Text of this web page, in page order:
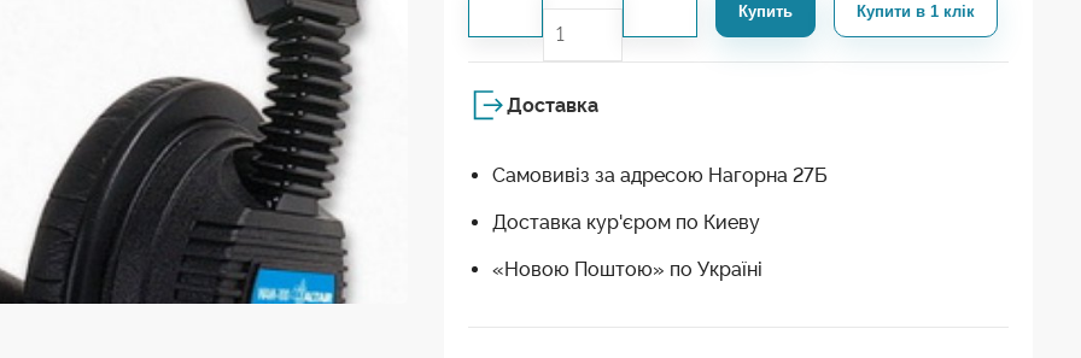
Купить Купити в 1 клік
Доставка
Самовивіз за адресою Нагорна 27Б
Доставка кур'єром по Киеву
«Новою Поштою» по Україні